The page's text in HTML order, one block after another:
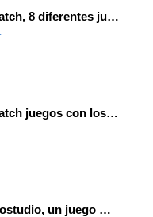
Programa con Scratch, 8 diferentes juegos para vivir la emoción de los partidos de España en el mundial 2026
Programa con Scratch juegos con los partidos del mundial 2026 ganados por España
Programa con Octostudio, un juego moviendo la tablet para ganar con España, el mundial 2026